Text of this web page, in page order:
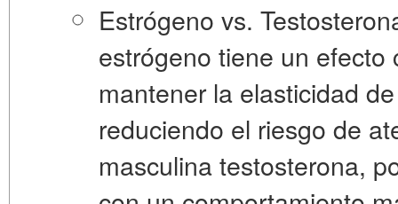
Estrógeno vs.
estrógeno tiene un efecto
mantener la elasticidad
reduciendo el riesgo de
masculina testosterona,